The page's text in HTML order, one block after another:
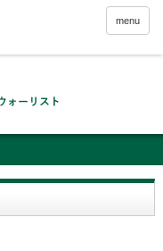
menu